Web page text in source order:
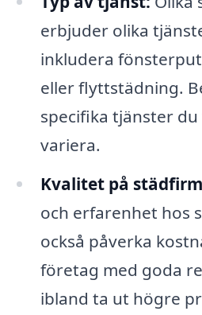
erbjuder olika
inkludera
eller flyttstädning.
specifika tjänster
variera.
Kvalitet på
och erfarenhet hos
också påverka
företag med goda
ibland ta ut högre